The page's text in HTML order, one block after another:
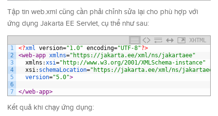
Tập tin web.xml cũng cần phải chỉnh sửa lại cho phù hợp với
ứng dụng Jakarta EE Servlet, cụ thể như sau:
XHTML
1
2
3
4
5
6
7
<?xml version="1.0" encoding="UTF-8"?>
<web-app xmlns="https://jakarta.ee/xml/ns/jakartaee"
xmlns : xsi="http://www.w3.org/2001/XMLSchema-instance"
xsi : schemaLocation="https://jakarta.ee/xml/ns/jakartaee
version="5.0">
</web-app>
Kết quả khi chạy ứng dụng: